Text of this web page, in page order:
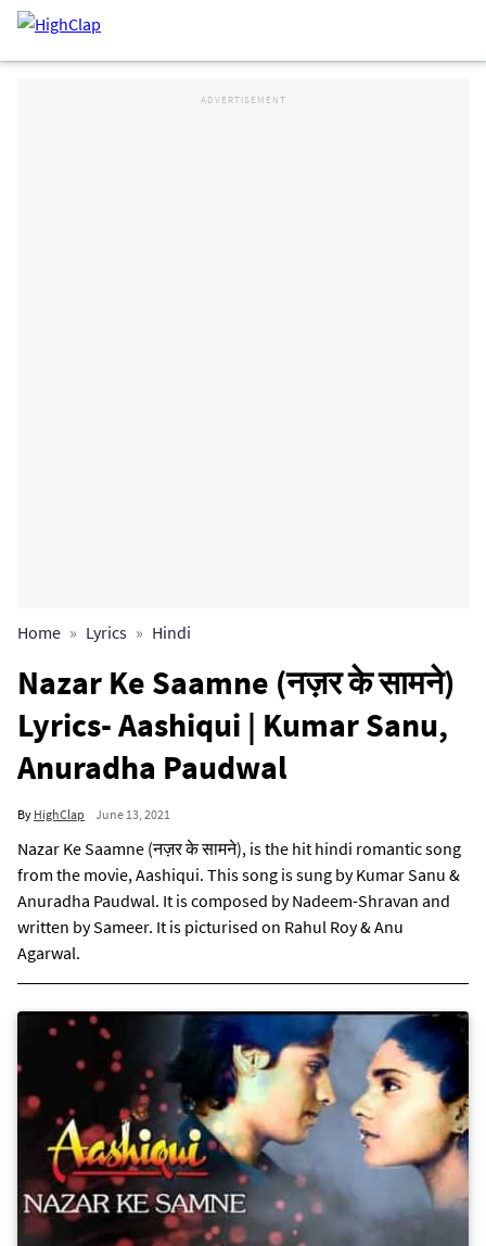
Home Lyrics Hindi
Nazar Ke Saamne (नज़र के सामने)
Lyrics- Aashiqui | Kumar Sanu,
Anuradha Paudwal
By HighClap June 13, 2021
Nazar Ke Saamne (नज़र के सामने), is the hit hindi romantic song
from the movie, Aashiqui. This song is sung by Kumar Sanu &
Anuradha Paudwal. It is composed by Nadeem-Shravan and
written by Sameer. It is picturised on Rahul Roy & Anu
Agarwal.